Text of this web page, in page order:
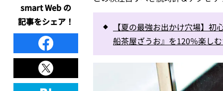
【夏の最強お出かけ穴場】
船茶屋ざうお』を120％楽し
smart Web の
記事をシェア！